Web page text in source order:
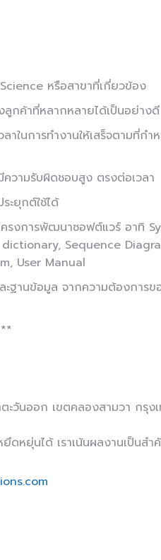
หรือสาขาที่เกี่ยวข้อง
ลูกค้าที่หลากหลายได้เป็นอย่างดี
าในการทำงานให้เสร็จตามที่กำ
วามรับผิดชอบสูง ตรงต่อเวลา
ะยุกต์ใช้ได้
ครงการพัฒนาซอฟต์แวร์ อาทิ
Sequence
User Manual
ฐานข้อมูล จากความต้องการข
ะวันออก เขตคลองสามวา กรุง
ดหยุ่นได้ เราเน้นผลงานเป็นส